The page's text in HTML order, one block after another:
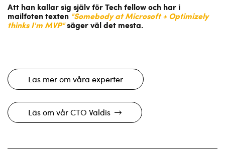
Att han kallar sig själv för Tech fellow och har i
mailfoten texten"Somebody at Microsoft + Optimizely
thinks I'm MVP"säger väl det mesta.
Läs mer om våra experter
Läs om vår CTO Valdis